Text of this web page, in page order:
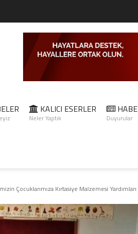
KALICI ESERLER
Neler Yaptık Duyurular
Çocuklarımıza Kırtasiye Malzemesi Yardımları